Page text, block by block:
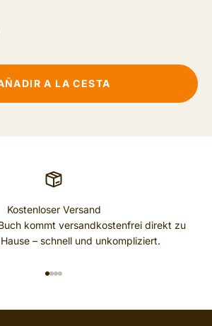
A LA CESTA
Kostenloser Versand
kommt versandkostenfrei direkt zu
– schnell und unkompliziert.